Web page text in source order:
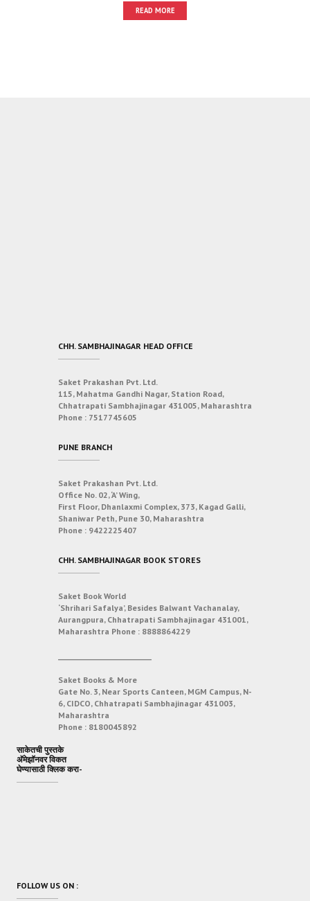
READ MORE
CHH. SAMBHAJINAGAR HEAD OFFICE
Saket Prakashan Pvt. Ltd.
115, Mahatma Gandhi Nagar, Station Road,
Chhatrapati Sambhajinagar 431005, Maharashtra
Phone : 7517745605
PUNE BRANCH
Saket Prakashan Pvt. Ltd.
Office No. 02, ‘A’ Wing,
First Floor, Dhanlaxmi Complex, 373, Kagad Galli,
Shaniwar Peth, Pune 30, Maharashtra
Phone : 9422225407
CHH. SAMBHAJINAGAR BOOK STORES
Saket Book World
‘Shrihari Safalya’, Besides Balwant Vachanalay,
Aurangpura, Chhatrapati Sambhajinagar 431001,
Maharashtra Phone : 8888864229
Saket Books & More
Gate No. 3, Near Sports Canteen, MGM Campus, N-
6, CIDCO, Chhatrapati Sambhajinagar 431003,
Maharashtra
Phone : 8180045892
साकेतची पुस्तके
अ‍ॅमेझॉनवर विकत
घेण्यासाठी क्लिक करा-
FOLLOW US ON :